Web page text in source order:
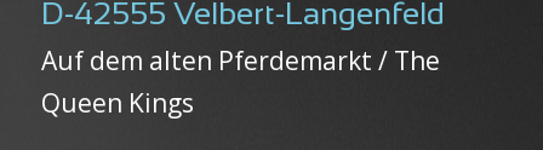
D-42555 Velbert-Langenfeld
Auf dem alten Pferdemarkt / The
Queen Kings